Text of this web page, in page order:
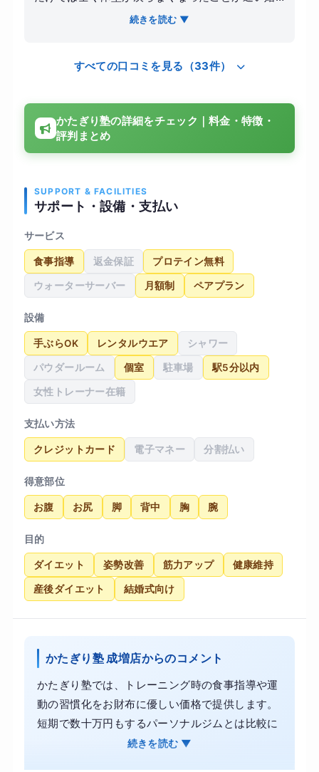
めたきっかけです。以前、大手の24時間ジムに入
ロに正しいフォームを教わりながら、健康的に3ヶ
【感想】 かたぎり塾を選んだ決め手は、パーソナ
ルジムとしては圧倒的に安価な月額料金と、理学
療法士が監修しているという専門性の高さでし
た。トレーニング内容は、私の反り腰や巻き肩と
るため、ただ痩せるだけでなく、体のラインが綺
麗になっていくのを実感できました。室内は白を
基調とした清潔感のある空間で、アロマの良い香
りが漂っており、運動が苦手な私でも「通うのが
楽しみ」と思えるリラックスした環境だったのが
印象的です。 【結果・変化】 週に1〜2回のペース
で通い続けた結果、3ヶ月で4.5キロの減量に成功
しました。数字以上の変化として、正しい姿勢が
身についたことで慢性的だった肩こりが軽減し、
日常生活での身のこなしが軽くなったことが一番
の収穫です。リバウンドしにくい食事の知識も無
理のない範囲で教えていただいたので、卒業後の
今も自分で体型をコントロールできています。
続きを読む ▼
すべての口コミを見る（33件）
かたぎり塾の詳細をチェック｜料金・特徴・
評判まとめ
SUPPORT & FACILITIES
サポート・設備・支払い
サービス
食事指導 返金保証 プロテイン無料
ウォーターサーバー 月額制 ペアプラン
設備
手ぶらOK レンタルウエア シャワー
パウダールーム 個室 駐車場 駅5分以内
女性トレーナー在籍
支払い方法
クレジットカード 電子マネー 分割払い
得意部位
お腹 お尻 脚 背中 胸 腕
目的
ダイエット 姿勢改善 筋力アップ 健康維持
産後ダイエット 結婚式向け
かたぎり塾 成増店からのコメント
かたぎり塾では、トレーニング時の食事指導や運
動の習慣化をお財布に優しい価格で提供します。
短期で数十万円もするパーソナルジムとは比較に
ならないコスパで通塾が可能です。 お客様のライ
続きを読む ▼